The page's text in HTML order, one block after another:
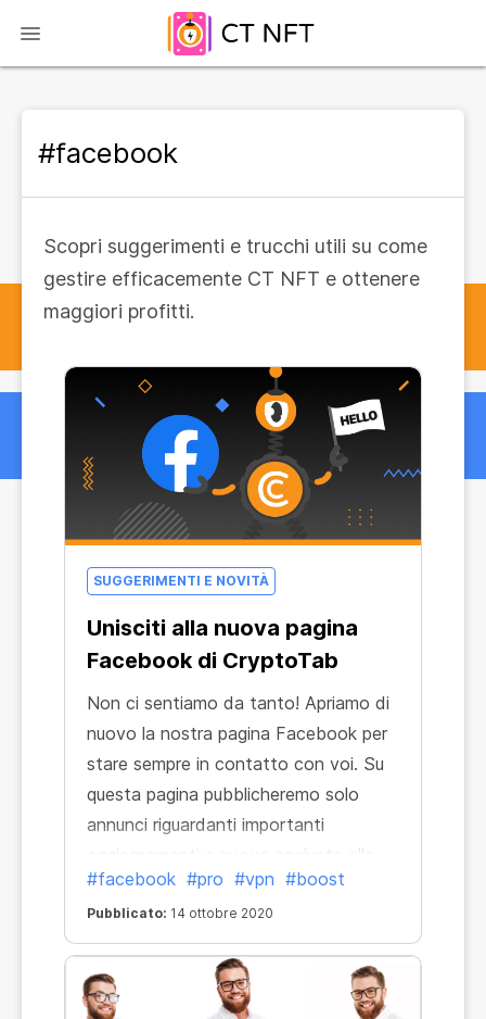
#facebook
Scopri suggerimenti e trucchi utili su come
gestire efficacemente CT NFT e ottenere
maggiori profitti.
SUGGERIMENTI E NOVITÀ
Unisciti alla nuova pagina
Facebook di CryptoTab
Non ci sentiamo da tanto! Apriamo di
nuovo la nostra pagina Facebook per
stare sempre in contatto con voi. Su
questa pagina pubblicheremo solo
annunci riguardanti importanti
aggiornamenti e nuove aggiunte alla
linea di prodotti Cryptotab. Segui la
pagina e sarai il primo a conoscere
tutte le novità!
#facebook #pro #vpn #boost
Pubblicato: 14 ottobre 2020